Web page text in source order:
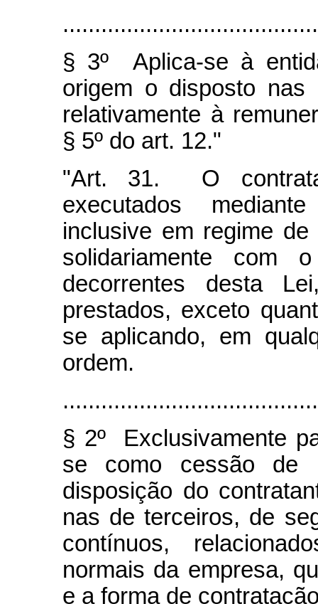
§ 3º Aplica-se à
origem o disposto
relativamente à
§ 5º do art. 12."
"Art. 31. O
executados
inclusive em regime de
solidariamente com
decorrentes desta
prestados, exceto
se aplicando, em
ordem.
§ 2º Exclusivamente
se como cessão de
disposição do
nas de terceiros, de
contínuos,
normais da empresa,
e a forma de